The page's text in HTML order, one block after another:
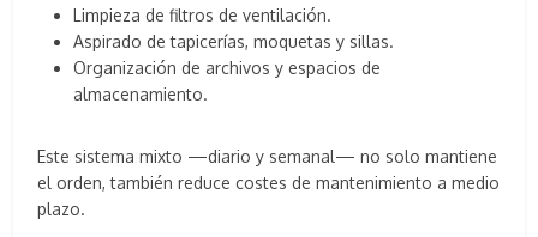
Limpieza de filtros de ventilación.
Aspirado de tapicerías, moquetas y sillas.
Organización de archivos y espacios de
almacenamiento.
Este sistema mixto —diario y semanal— no solo mantiene
el orden, también reduce costes de mantenimiento a medio
plazo.